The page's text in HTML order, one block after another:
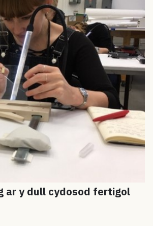
ar y dull cydosod fertigol